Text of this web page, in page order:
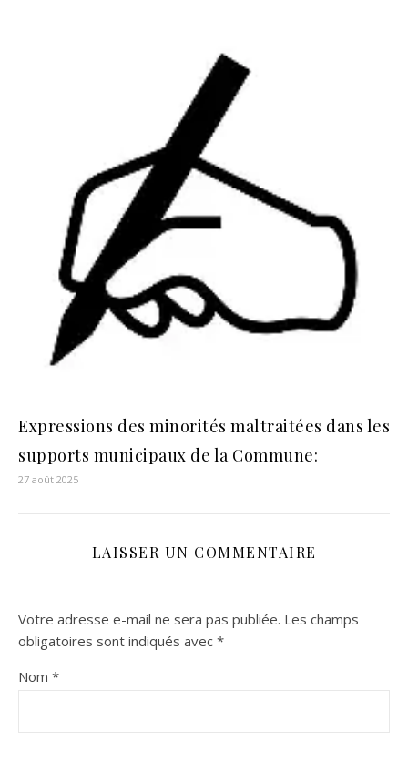
Expressions des minorités maltraitées dans les
supports municipaux de la Commune:
27 août 2025
LAISSER UN COMMENTAIRE
Votre adresse e-mail ne sera pas publiée. Les champs
obligatoires sont indiqués avec *
Nom *